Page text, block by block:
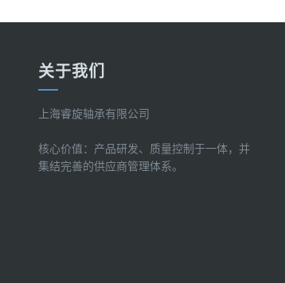
关于我们
上海睿旋轴承有限公司
核心价值：产品研发、质量控制于一体，并
集结完善的供应商管理体系。